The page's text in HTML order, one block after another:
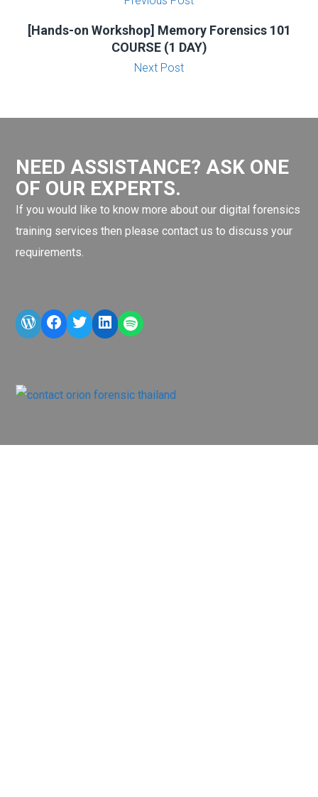
[Hands-on Workshop] Memory Forensics 101
COURSE (1 DAY)
Next Post
NEED ASSISTANCE? ASK ONE
OF OUR EXPERTS.
If you would like to know more about our digital forensics
training services then please contact us to discuss your
requirements.
WordPress
Facebook
TwitterLinkedIn
LINE OA scan me